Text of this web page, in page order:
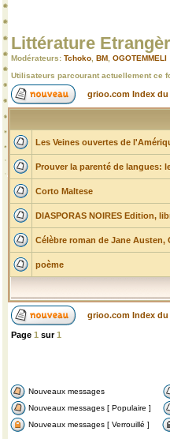
Littérature
Modérateurs: Tchoko BM OGOTEMMELI
Utilisateurs parcourant actuellement ce
grioo.com Index
Les Veines ouvertes de
Prouver la parenté de langues:
Corto Maltese
DIASPORAS NOIRES Edition,
Célèbre roman de Jane Austen,
poème
grioo.com Index
Page 1 sur1
Nouveaux messages
Nouveaux messages [ Populaire ]
Nouveaux messages [ Verrouillé ]